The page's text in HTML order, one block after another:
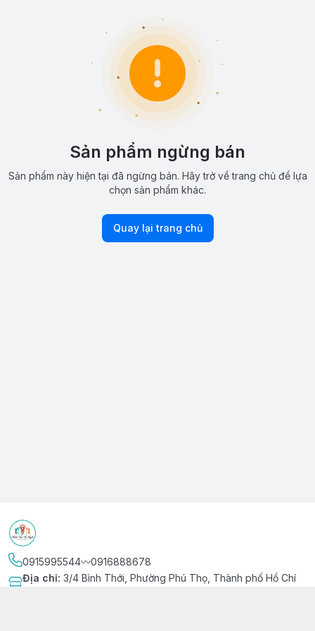
Sản phẩm ngừng bán
Sản phẩm này hiện tại đã ngừng bán. Hãy trở về trang chủ để lựa
chọn sản phẩm khác.
Quay lại trang chủ
0915995544〰️0916888678
Địa chỉ: 3/4 Bình Thới, Phường Phú Thọ, Thành phố Hồ Chí